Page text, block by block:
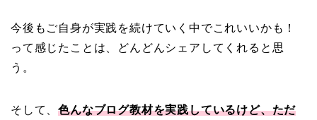
今後もご自身が実践を続けていく中でこれいいかも！
って感じたことは、どんどんシェアしてくれると思
う。
そして、色んなブログ教材を実践しているけど、ただ